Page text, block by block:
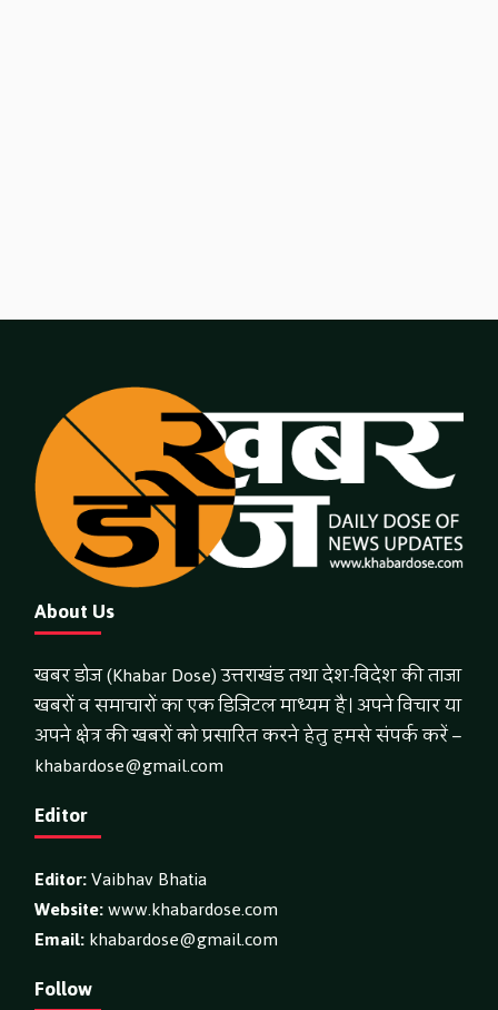
About Us
खबर डोज (Khabar Dose) उत्तराखंड तथा देश-विदेश की ताजा
खबरों व समाचारों का एक डिजिटल माध्यम है। अपने विचार या
अपने क्षेत्र की खबरों को प्रसारित करने हेतु हमसे संपर्क करें –
khabardose@gmail.com
Editor
Editor:Vaibhav Bhatia
Website:www.khabardose.com
Email:khabardose@gmail.com
Follow